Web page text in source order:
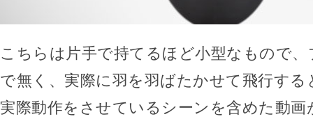
こちらは片手で持てるほど小型なもので
で無く、実際に羽を羽ばたかせて飛行す
実際動作をさせているシーンを含めた動画